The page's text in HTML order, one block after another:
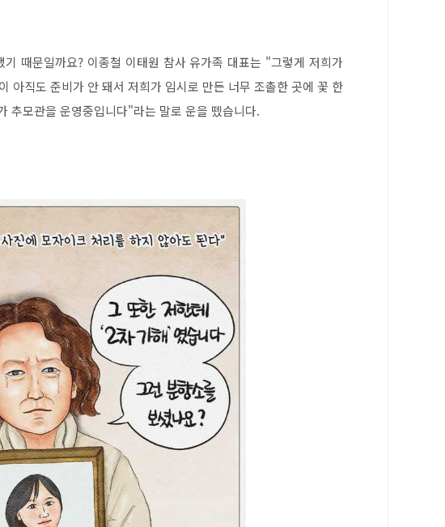
때문일까요? 이종철 이태원 참사 유가족 대표는 "그렇게 저희가
아직도 준비가 안 돼서 저희가 임시로 만든 너무 조촐한 곳에 꽃 한
추모관을 운영중입니다"라는 말로 운을 뗐습니다.